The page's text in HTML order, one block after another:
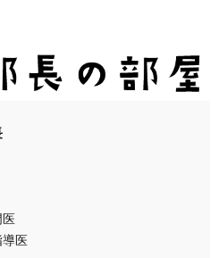
医
導医